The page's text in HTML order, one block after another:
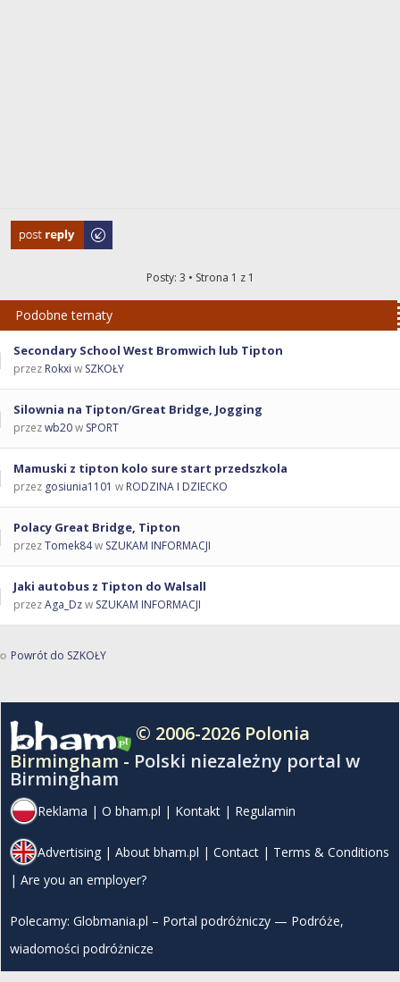
Odpowiedz
Posty: 3 • Strona 1 z 1
Podobne tematy
Secondary School West Bromwich lub Tipton
przez Rokxi w SZKOŁY
Silownia na Tipton/Great Bridge, Jogging
przezwb20w SPORT
Mamuski z tipton kolo sure start przedszkola
przez gosiunia1101 w RODZINA I DZIECKO
Polacy Great Bridge, Tipton
przezTomek84w SZUKAM INFORMACJI
Jaki autobus z Tipton do Walsall
przezAga_Dzw SZUKAM INFORMACJI
Powrót do SZKOŁY
© 2006-2026 Polonia
Birmingham - Polski niezależny portal w
Birmingham
Reklama | O bham.pl | Kontakt | Regulamin
Advertising | About bham.pl | Contact | Terms & Conditions
| Are you an employer?
Polecamy: Globmania.pl – Portal podróżniczy — Podróże,
wiadomości podróżnicze